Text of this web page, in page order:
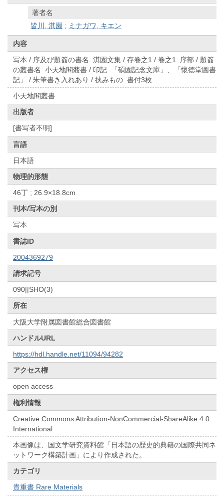
著者名
皆川, 淇園 ; ミナガワ, キエン
内容
写本 / 序及び題簽の書名: 淇園文集 / 存卷之1 / 卷之1: 序部 / 題簽
の叢書名: 小天地閣樷書 / 印記: 「碩園記念文庫」、「懷徳堂圖書
記」 / 朱筆書き入れあり / 挟みもの: 書付3枚
小天地閣叢書
出版者
[書写者不明]
言語
日本語
物理的形態
46丁 ; 26.9×18.8cm
刊本/写本の別
写本
書誌ID
2004369279
請求記号
090||SHO(3)
所在
大阪大学附属図書館総合図書館
ハンドルURL
https://hdl.handle.net/11094/94282
アクセス権
open access
権利情報
Creative Commons Attribution-NonCommercial-ShareAlike 4.0
International
本画像は、国文学研究資料館「日本語の歴史的典籍の国際共同ネ
ットワーク構築計画」により作成された。
カテゴリ
貴重書 Rare Materials